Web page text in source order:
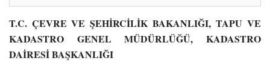
T.C. ÇEVRE VE ŞEHİRCİLİK BAKANLIĞI,TAPU VE
KADASTRO GENEL MÜDÜRLÜĞÜ, KADASTRO
DAİRESİ BAŞKANLIĞI